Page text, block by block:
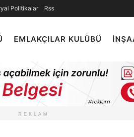
Politikalar Rss
EMLAKÇILAR KULÜBÜ
REKLAM